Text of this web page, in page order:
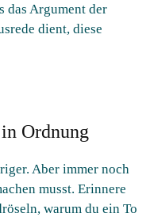
das Argument der
dient, diese
Ordnung
Aber immer noch
musst. Erinnere
warum du ein To